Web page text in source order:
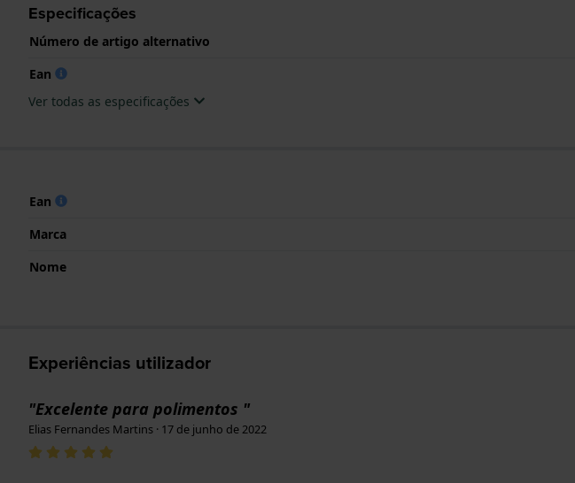
Especificações
Número de artigo alternativo
Ean
Ver todas as especificações
Ean
Marca
Nome
Experiências utilizador
"Excelente para polimentos "
Elias Fernandes Martins · 17 de junho de 2022